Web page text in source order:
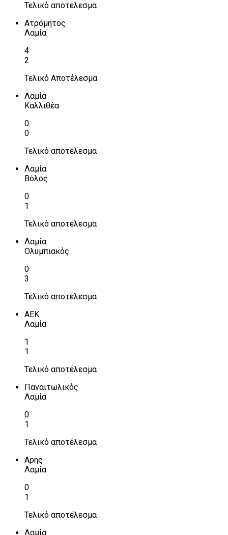
Τελικό αποτέλεσμα
Ατρόμητος
Λαμία
4
2
Τελικό Αποτέλεσμα
Λαμία
Καλλιθέα
0
0
Τελικό αποτέλεσμα
Λαμία
Βόλος
0
1
Τελικό αποτέλεσμα
Λαμία
Ολυμπιακός
0
3
Τελικό αποτέλεσμα
ΑΕΚ
Λαμία
1
1
Τελικό αποτέλεσμα
Παναιτωλικός
Λαμία
0
1
Τελικό αποτέλεσμα
Αρης
Λαμία
0
1
Τελικό αποτέλεσμα
Λαμία